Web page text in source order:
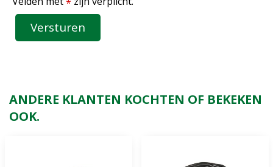
*
ANDERE KLANTEN KOCHTEN OF BEKEKEN
OOK.